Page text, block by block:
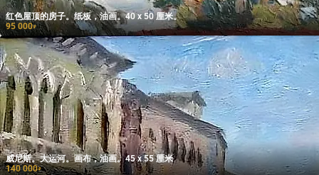
红色屋顶的房子。纸板，油画。40 x 50 厘米。
95 000₽
威尼斯。大运河。画布，油画。45 x 55 厘米
140 000₽